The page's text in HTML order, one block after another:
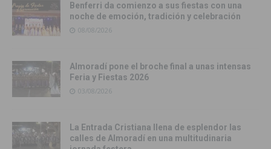
Benferri da comienzo a sus fiestas con una
noche de emoción, tradición y celebración
08/08/2026
Almoradí pone el broche final a unas intensas
Feria y Fiestas 2026
03/08/2026
La Entrada Cristiana llena de esplendor las
calles de Almoradí en una multitudinaria